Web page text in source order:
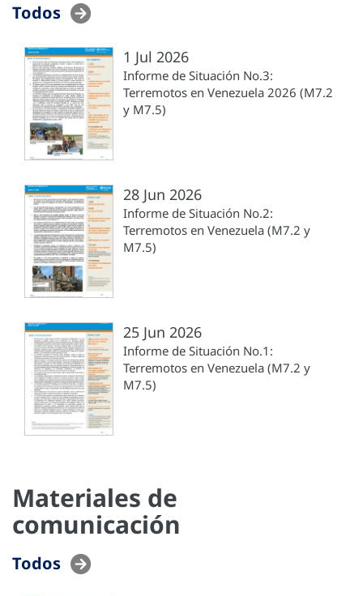
Todos
1 Jul 2026
Informe de Situación No.3:
Terremotos en Venezuela 2026 (M7.2
y M7.5)
28 Jun 2026
Informe de Situación No.2:
Terremotos en Venezuela (M7.2 y
M7.5)
25 Jun 2026
Informe de Situación No.1:
Terremotos en Venezuela (M7.2 y
M7.5)
Materiales de
comunicación
Todos